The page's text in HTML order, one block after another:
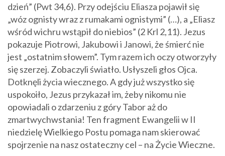
dzień” (Pwt 34,6). Przy odejściu Eliasza pojawił się
„wóz ognisty wraz z rumakami ognistymi” (…), a „Eliasz
wśród wichru wstąpił do niebios” (2 Krl 2,11). Jezus
pokazuje Piotrowi, Jakubowi i Janowi, że śmierć nie
jest „ostatnim słowem”. Tym razem ich oczy otworzyły
się szerzej. Zobaczyli światło. Usłyszeli głos Ojca.
Dotknęli życia wiecznego. A gdy już wszystko się
uspokoiło, Jezus przykazał im, żeby nikomu nie
opowiadali o zdarzeniu z góry Tabor aż do
zmartwychwstania! Ten fragment Ewangelii w II
niedzielę Wielkiego Postu pomaga nam skierować
spojrzenie na nasz ostateczny cel – na Życie Wieczne.